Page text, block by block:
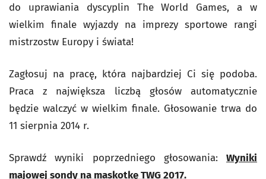
do uprawiania dyscyplin The World Games, a w
wielkim finale wyjazdy na imprezy sportowe rangi
mistrzostw Europy i świata!
Zagłosuj na pracę, która najbardziej Ci się podoba.
Praca z największa liczbą głosów automatycznie
będzie walczyć w wielkim finale. Głosowanie trwa do
11 sierpnia 2014 r.
Sprawdź wyniki poprzedniego głosowania: Wyniki
majowej sondy na maskotkę TWG 2017.